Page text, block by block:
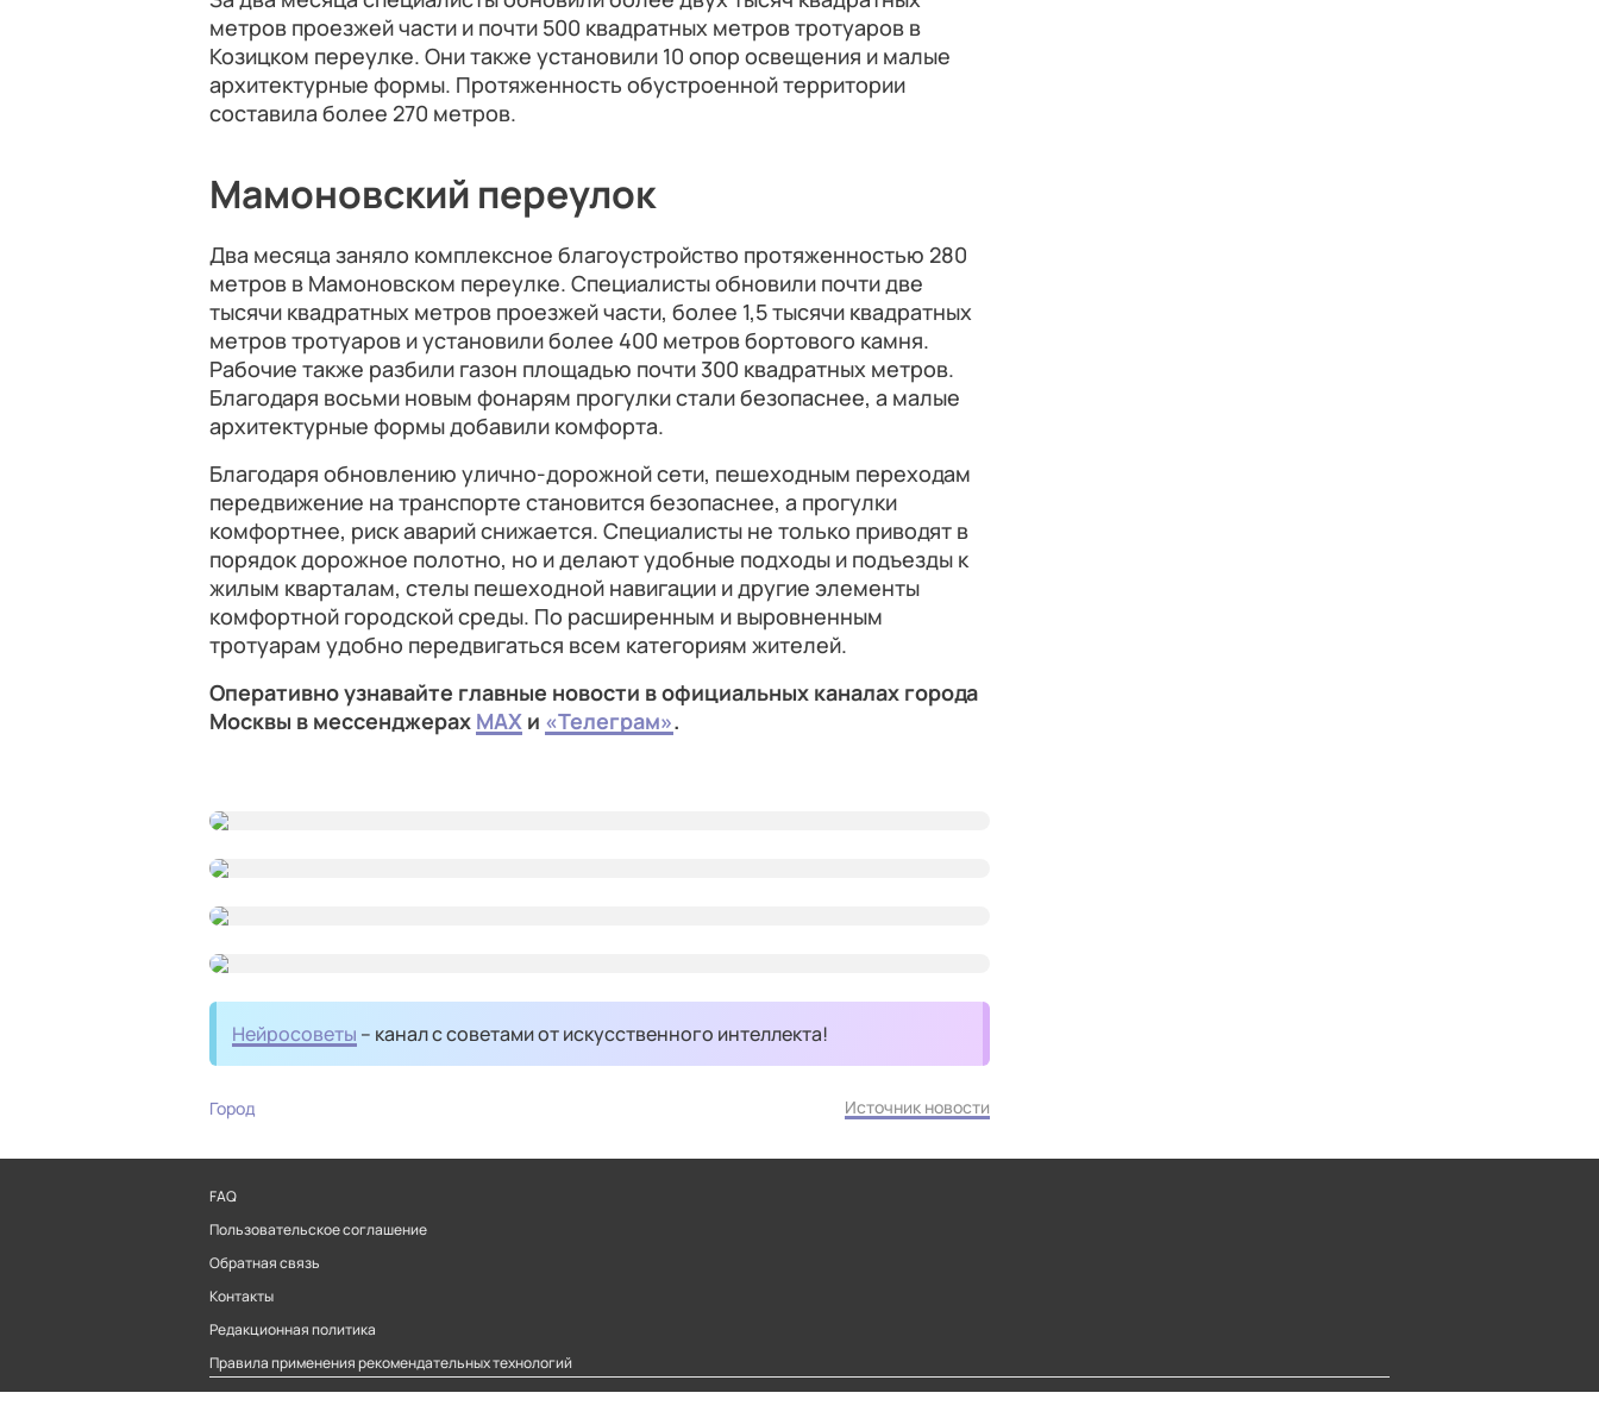
метров проезжей части и почти 500 квадратных метров тротуаров в
Козицком переулке. Они также установили 10 опор освещения и малые
архитектурные формы. Протяженность обустроенной территории
составила более 270 метров.
Мамоновский переулок
Два месяца заняло комплексное благоустройство протяженностью 280
метров в Мамоновском переулке. Специалисты обновили почти две
тысячи квадратных метров проезжей части, более 1,5 тысячи квадратных
метров тротуаров и установили более 400 метров бортового камня.
Рабочие также разбили газон площадью почти 300 квадратных метров.
Благодаря восьми новым фонарям прогулки стали безопаснее, а малые
архитектурные формы добавили комфорта.
Благодаря обновлению улично-дорожной сети, пешеходным переходам
передвижение на транспорте становится безопаснее, а прогулки
комфортнее, риск аварий снижается. Специалисты не только приводят в
порядок дорожное полотно, но и делают удобные подходы и подъезды к
жилым кварталам, стелы пешеходной навигации и другие элементы
комфортной городской среды. По расширенным и выровненным
тротуарам удобно передвигаться всем категориям жителей.
Оперативно узнавайте главные новости в официальных каналах города
Москвы в мессенджерах MAX и «Телеграм».
Нейросоветы – канал с советами от искусственного интеллекта!
Город Источник новости
FAQ
Пользовательское соглашение
Обратная связь
Контакты
Редакционная политика
Правила применения рекомендательных технологий